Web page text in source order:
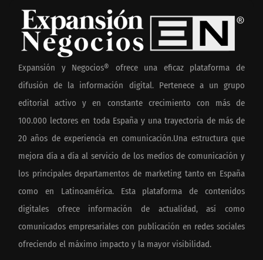
Expansión y Negocios® ofrece una eficaz plataforma de
difusión de la información digital. Pertenece a un grupo
editorial activo y en constante crecimiento con más de
100.000 lectores en toda España y una trayectoria de más de
20 años de experiencia en comunicación.Una estructura que
mejora día a día al servicio de los medios de comunicación y
los principales departamentos de marketing tanto en España
como en Latinoamérica. Esta plataforma de contenidos
digitales ofrece información de actualidad, así como
comunicados empresariales con publicación en redes sociales
ofreciendo el máximo impacto y la mayor visibilidad.